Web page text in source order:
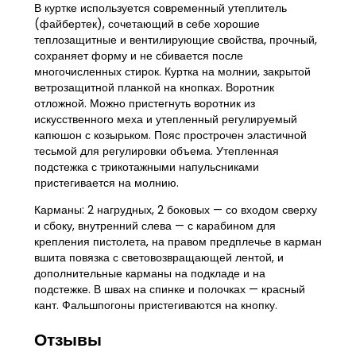
В куртке используется современный утеплитель
(файбертек), сочетающий в себе хорошие
теплозащитные и вентилирующие свойства, прочный,
сохраняет форму и не сбивается после
многочисленных стирок. Куртка на молнии, закрытой
ветрозащитной планкой на кнопках. Воротник
отложной. Можно пристегнуть воротник из
искусственного меха и утепленный регулируемый
капюшон с козырьком. Пояс прострочен эластичной
тесьмой для регулировки объема. Утепленная
подстежка с трикотажными напульсниками
пристегивается на молнию.
Карманы: 2 нагрудных, 2 боковых — со входом сверху
и сбоку, внутренний слева — с карабином для
крепления пистолета, на правом предплечье в карман
вшита повязка с световозвращающей лентой, и
дополнительные карманы на подкладе и на
подстежке. В швах на спинке и полочках — красный
кант. Фальшпогоны пристегиваются на кнопку.
Отзывы